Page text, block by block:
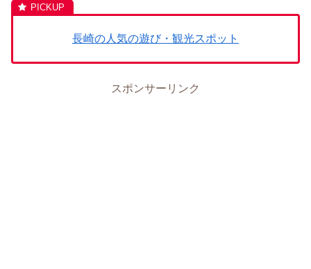
長崎の人気の遊び・観光スポット
スポンサーリンク